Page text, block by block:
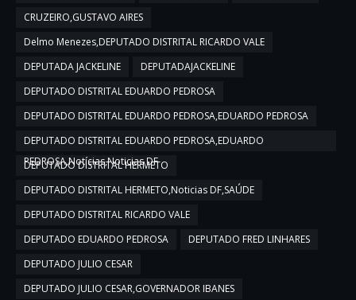
CRUZEIRO,GUSTAVO AIRES
Delmo Menezes,DEPUTADO DISTRITAL RICARDO VALE
DEPUTADA JACKELINE
DEPUTADAJACKELINE
DEPUTADO DISTRITAL EDUARDO PEDROSA
DEPUTADO DISTRITAL EDUARDO PEDROSA,EDUARDO PEDROSA
DEPUTADO DISTRITAL EDUARDO PEDROSA,EDUARDO
PEDROSA,Notícias,Noticias DF
DEPUTADO DISTRITAL HERMETO
DEPUTADO DISTRITAL HERMETO,Noticias DF,SAÚDE
DEPUTADO DISTRITAL RICARDO VALE
DEPUTADO EDUARDO PEDROSA
DEPUTADO FRED LINHARES
DEPUTADO JULIO CESAR
DEPUTADO JULIO CESAR,GOVERNADOR IBANES